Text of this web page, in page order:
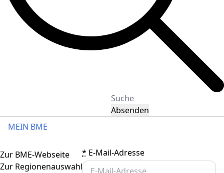
Absenden
MEIN BME
* E-Mail-Adresse
Toggle navigation
Zur BME-Webseite
Zur Regionenauswahl